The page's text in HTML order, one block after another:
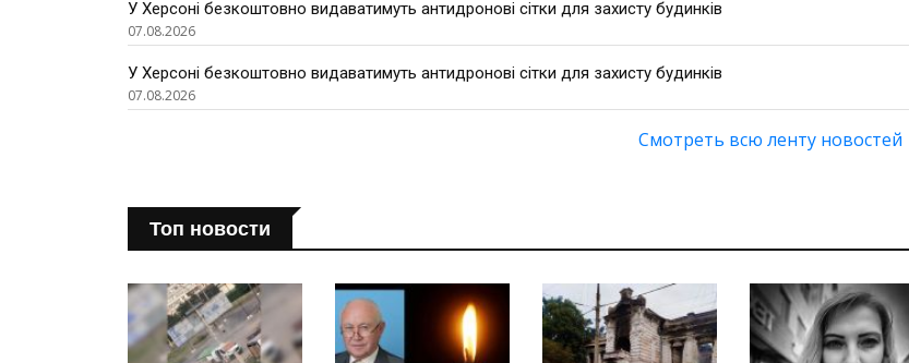
У Херсоні безкоштовно видаватимуть антидронові сітки для захисту будинків
07.08.2026
У Херсоні безкоштовно видаватимуть антидронові сітки для захисту будинків
07.08.2026
Смотреть всю ленту новостей
Топ новости